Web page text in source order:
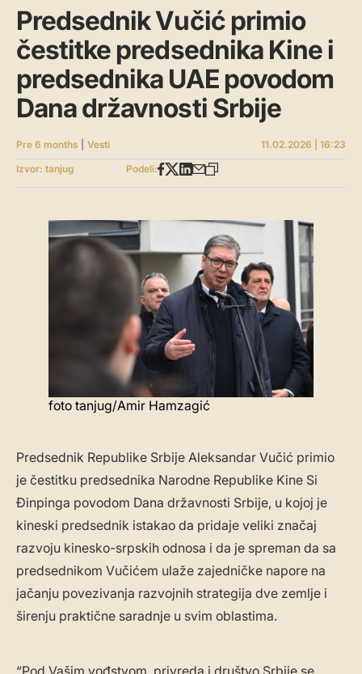
Predsednik Vučić primio
čestitke predsednika Kine i
predsednika UAE povodom
Dana državnosti Srbije
Pre 6 months Vesti
11.02.2026 | 16:23
Izvor: tanjug
Podeli:
foto tanjug/Amir Hamzagić
Predsednik Republike Srbije Aleksandar Vučić primio
je čestitku predsednika Narodne Republike Kine Si
Đinpinga povodom Dana državnosti Srbije, u kojoj je
kineski predsednik istakao da pridaje veliki značaj
razvoju kinesko-srpskih odnosa i da je spreman da sa
predsednikom Vučićem ulaže zajedničke napore na
jačanju povezivanja razvojnih strategija dve zemlje i
širenju praktične saradnje u svim oblastima.